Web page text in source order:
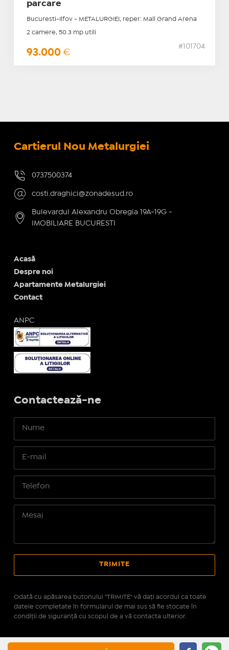
parcare
Bucuresti-Ilfov - METALURGIEI, reper: Mall Grand Arena
2 camere, 50.3 mp utili
93.000 €
#101704
Cartierul Nou Metalurgiei
0737500374
costi.draghici@zonadesud.ro
Bulevardul Alexandru Obregia 19A-19G -
IMOBILIARE BUCURESTI
Acasă
Despre noi
Apartamente Metalurgiei
Contact
ANPC
Contactează-ne
Odată cu apăsarea butonului "TRIMITE" vă daţi acordul ca toate
datele completate în formularul de mai sus să fie stocate în
condiţii de siguranţă cu scopul de a vă contacta ulterior.
IMOPEDIA.ro - Anunțuri